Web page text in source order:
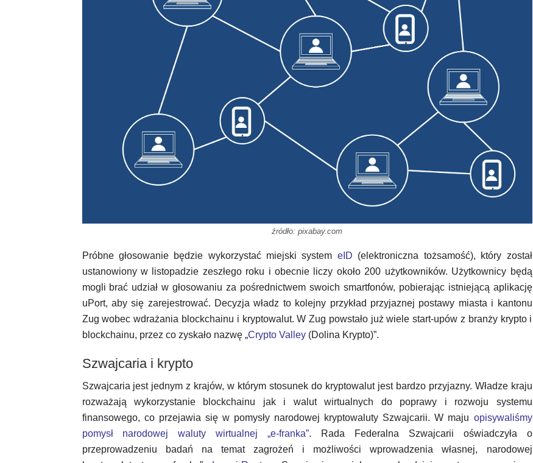
źródło: pixabay.com
Próbne głosowanie będzie wykorzystać miejski system eID (elektroniczna tożsamość), który został
ustanowiony w listopadzie zeszłego roku i obecnie liczy około 200 użytkowników. Użytkownicy będą
mogli brać udział w głosowaniu za pośrednictwem swoich smartfonów, pobierając istniejącą aplikację
uPort, aby się zarejestrować. Decyzja władz to kolejny przykład przyjaznej postawy miasta i kantonu
Zug wobec wdrażania blockchainu i kryptowalut. W Zug powstało już wiele start-upów z branży krypto i
blockchainu, przez co zyskało nazwę „Crypto Valley(Dolina Krypto)”.
Szwajcaria i krypto
Szwajcaria jest jednym z krajów, w którym stosunek do kryptowalut jest bardzo przyjazny. Władze kraju
rozważają wykorzystanie blockchainu jak i walut wirtualnych do poprawy i rozwoju systemu
finansowego, co przejawia się w pomysły narodowej kryptowaluty Szwajcarii. W maju opisywaliśmy
pomysł narodowej waluty wirtualnej „e-franka”. Rada Federalna Szwajcarii oświadczyła o
przeprowadzeniu badań na temat zagrożeń i możliwości wprowadzenia własnej, narodowej